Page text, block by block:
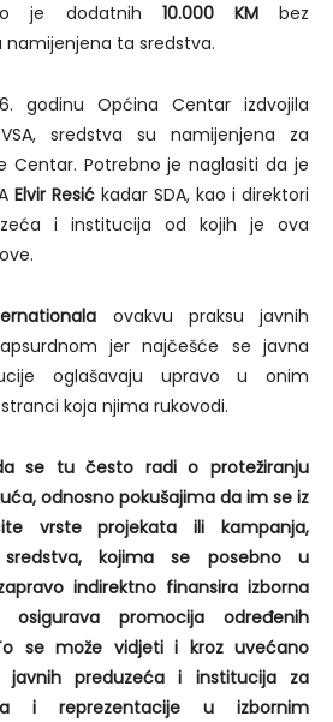
je dodatnih 10.000 KMbez
namijenjena ta sredstva.
godinu Općina Centar izdvojila
sredstva su namijenjena za
Centar. Potrebno je naglasiti da je
Elvir Resić kadar SDA, kao i direktori
i institucija od kojih je ova
ovakvu praksu javnih
jer najčešće se javna
oglašavaju upravo u onim
koja njima rukovodi.
se tu često radi o protežiranju
odnosno pokušajima da im se iz
vrste projekata ili kampanja,
kojima se posebno u
indirektno finansira izborna
osigurava promocija određenih
se može vidjeti i kroz uvećano
javnih preduzeća i institucija za
i reprezentacije u izbornim